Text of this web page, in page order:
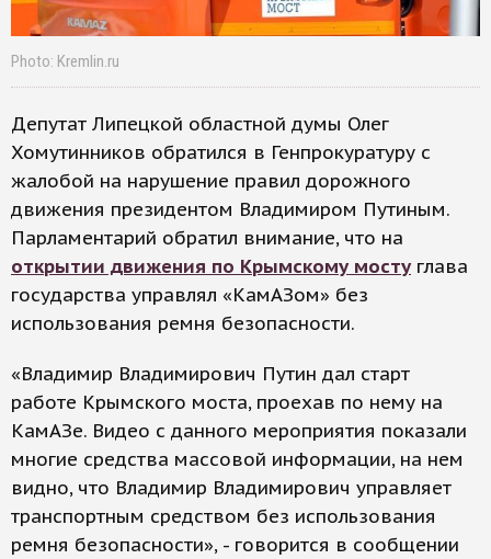
Photo: Kremlin.ru
Депутат Липецкой областной думы Олег
Хомутинников обратился в Генпрокуратуру с
жалобой на нарушение правил дорожного
движения президентом Владимиром Путиным.
Парламентарий обратил внимание, что на
открытии движения по Крымскому мостуглава
государства управлял «КамАЗом» без
использования ремня безопасности.
«Владимир Владимирович Путин дал старт
работе Крымского моста, проехав по нему на
КамАЗе. Видео с данного мероприятия показали
многие средства массовой информации, на нем
видно, что Владимир Владимирович управляет
транспортным средством без использования
ремня безопасности», - говорится в сообщении